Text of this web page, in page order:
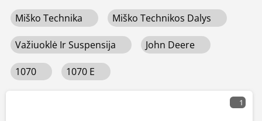
John Deere 1070 e, kurio ieškote.
Miško Technika Miško Technikos Dalys
Važiuoklė Ir Suspensija John Deere
1070 1070 E
1